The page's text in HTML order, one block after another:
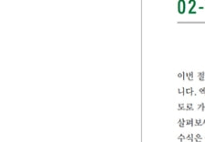
05-3 사용자 지
하면 된다! } 정
05-4 상위 목록
하면 된다! } 해
05-5 이동 옵션